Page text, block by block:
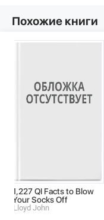
Похожие книги
1,227 QI Facts to Blow
Your Socks Off
Lloyd John